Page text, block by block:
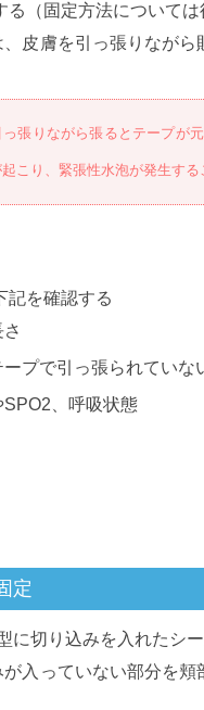
る（固定方法については
、皮膚を引っ張りなが
っ張りながら張るとテープが
こり、緊張性水泡が発生する
記を確認する
ープで引っ張られていな
SPO2、呼吸状態
定
に切り込みを入れたシ
が入っていない部分を